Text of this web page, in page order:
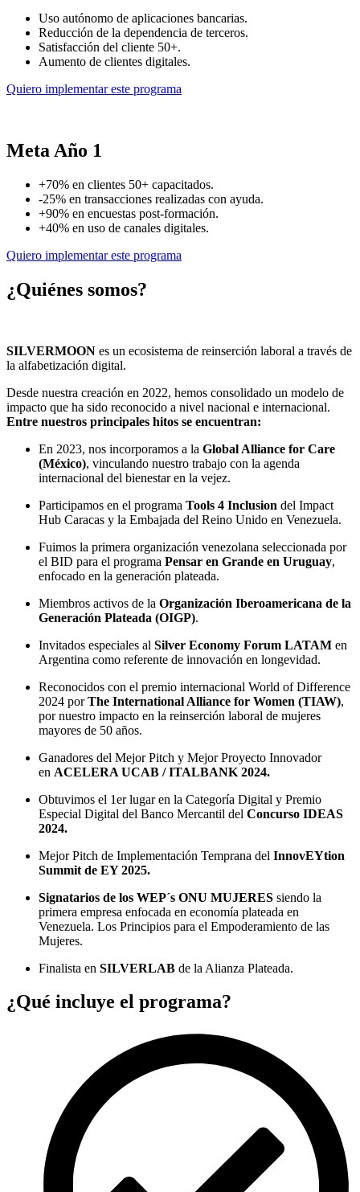
Uso autónomo de aplicaciones bancarias.
Reducción de la dependencia de terceros.
Satisfacción del cliente 50+.
Aumento de clientes digitales.
Quiero implementar este programa
Meta Año 1
+70% en clientes 50+ capacitados.
-25% en transacciones realizadas con ayuda.
+90% en encuestas post-formación.
+40% en uso de canales digitales.
Quiero implementar este programa
¿Quiénes somos?
SILVERMOON es un ecosistema de reinserción laboral a través de
la alfabetización digital.
Desde nuestra creación en 2022, hemos consolidado un modelo de
impacto que ha sido reconocido a nivel nacional e internacional.
Entre nuestros principales hitos se encuentran:
En 2023, nos incorporamos a la Global Alliance for Care
(México), vinculando nuestro trabajo con la agenda
internacional del bienestar en la vejez.
Participamos en el programa Tools 4 Inclusion del Impact
Hub Caracas y la Embajada del Reino Unido en Venezuela.
Fuimos la primera organización venezolana seleccionada por
el BID para el programa Pensar en Grande en Uruguay,
enfocado en la generación plateada.
Miembros activos de la Organización Iberoamericana de la
Generación Plateada (OIGP).
Invitados especiales al Silver Economy Forum LATAM en
Argentina como referente de innovación en longevidad.
Reconocidos con el premio internacional World of Difference
2024 porThe International Alliance for Women (TIAW),
por nuestro impacto en la reinserción laboral de mujeres
mayores de 50 años.
Ganadores del Mejor Pitch y Mejor Proyecto Innovador
en ACELERA UCAB / ITALBANK 2024.
Obtuvimos el 1er lugar en la Categoría Digital y Premio
Especial Digital del Banco Mercantil del Concurso IDEAS
2024.
Mejor Pitch de Implementación Temprana del InnovEYtion
Summit de EY 2025.
Signatarios de los WEP´s ONU MUJERES siendo la
primera empresa enfocada en economía plateada en
Venezuela. Los Principios para el Empoderamiento de las
Mujeres.
Finalista en SILVERLAB de la Alianza Plateada.
¿Qué incluye el programa?